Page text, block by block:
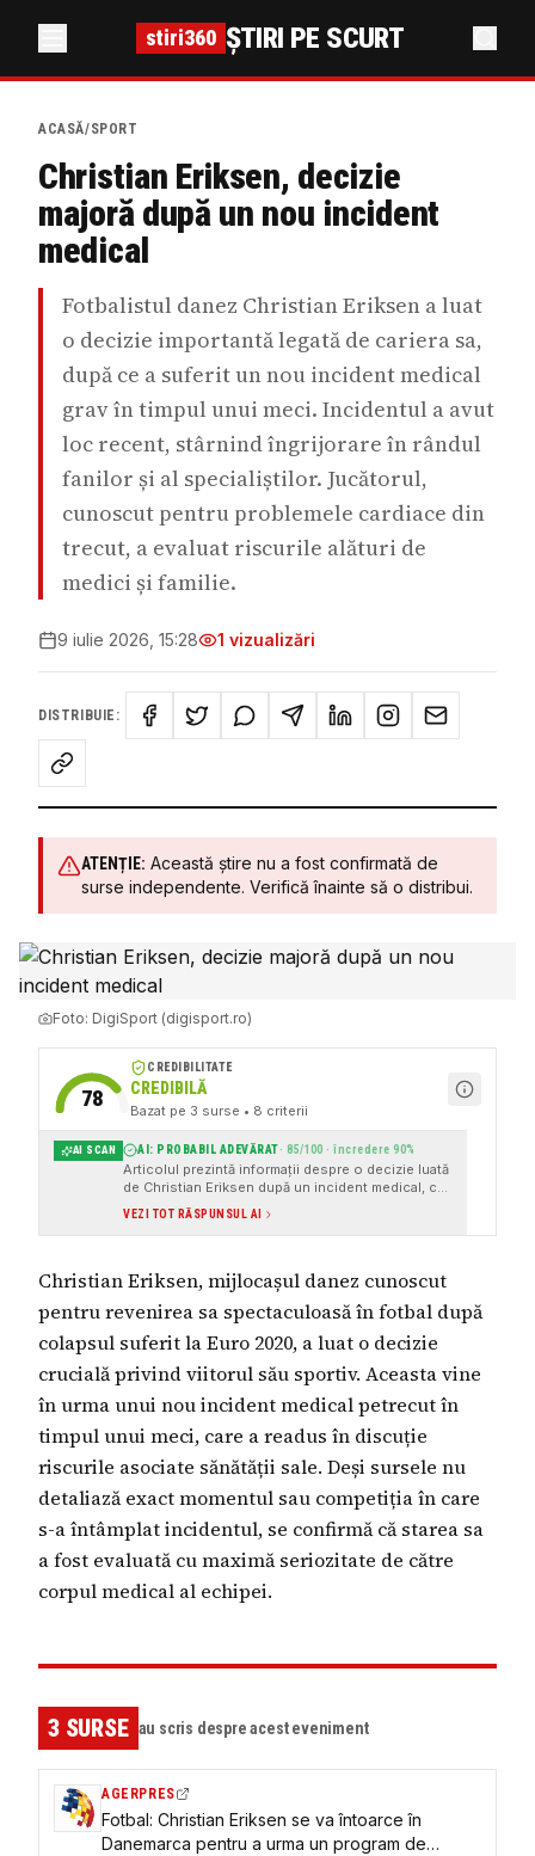
stiri360 ȘTIRI PE SCURT
ACASĂ/SPORT
Christian Eriksen, decizie
majoră după un nou incident
medical
Fotbalistul danez Christian Eriksen a luat
o decizie importantă legată de cariera sa,
după ce a suferit un nou incident medical
grav în timpul unui meci. Incidentul a avut
loc recent, stârnind îngrijorare în rândul
fanilor și al specialiștilor. Jucătorul,
cunoscut pentru problemele cardiace din
trecut, a evaluat riscurile alături de
medici și familie.
9 iulie 2026, 15:28 1 vizualizări
DISTRIBUIE:
ATENȚIE: Această știre nu a fost confirmată de
surse independente. Verifică înainte să o distribui.
Foto: DigiSport (digisport.ro)
78
CREDIBILITATE
CREDIBILĂ
Bazat pe 3 surse • 8 criterii
AI SCAN AI: PROBABIL ADEVĂRAT· 85/100 · încredere90%
Articolul prezintă informații despre o decizie luată
de Christian Eriksen după un incident medical, cu
surse instituționale și link-uri către articole de pe
site-urile de știri
VEZI TOT RĂSPUNSUL AI
Christian Eriksen, mijlocașul danez cunoscut
pentru revenirea sa spectaculoasă în fotbal după
colapsul suferit la Euro 2020, a luat o decizie
crucială privind viitorul său sportiv. Aceasta vine
în urma unui nou incident medical petrecut în
timpul unui meci, care a readus în discuție
riscurile asociate sănătății sale. Deși sursele nu
detaliază exact momentul sau competiția în care
s-a întâmplat incidentul, se confirmă că starea sa
a fost evaluată cu maximă seriozitate de către
corpul medical al echipei.
3SURSE au scris despre acest eveniment
AGERPRES
Fotbal: Christian Eriksen se va întoarce în
Danemarca pentru a urma un program de